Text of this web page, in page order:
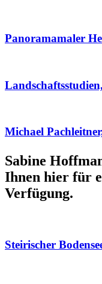
Panoramamaler
Michael
Sabine
Ihnen hier für
Verfügung.
Steirischer